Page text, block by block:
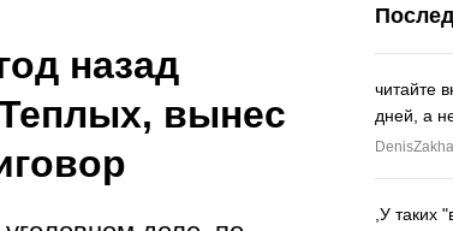
назад
вынес
читайте
дней, а
,У таких